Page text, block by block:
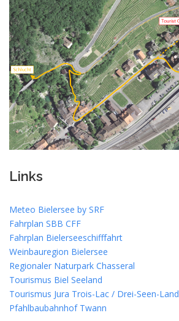
Links
Meteo Bielersee by SRF
Fahrplan SBB CFF
Fahrplan Bielerseeschifffahrt
Weinbauregion Bielersee
Regionaler Naturpark Chasseral
Tourismus Biel Seeland
Tourismus Jura Trois-Lac / Drei-Seen-Land
Pfahlbaubahnhof Twann